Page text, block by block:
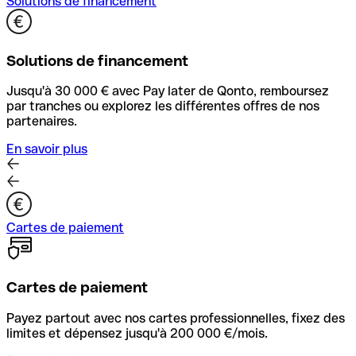
Solutions de financement
Jusqu'à 30 000 € avec Pay later de Qonto, remboursez
par tranches ou explorez les différentes offres de nos
partenaires.
En savoir plus
Cartes de paiement
Cartes de paiement
Payez partout avec nos cartes professionnelles, fixez des
limites et dépensez jusqu'à 200 000 €/mois.